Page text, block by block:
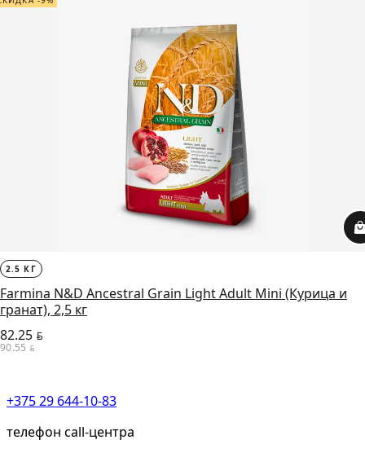
2.5 КГ
Farmina N&D Ancestral Grain Light Adult Mini (Курица и
гранат), 2,5 кг
82.25 BYN
90.55 BYN
+375 29 644-10-83
телефон call-центра